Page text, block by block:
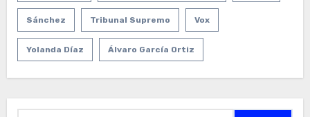
Sánchez Tribunal Supremo Vox
Yolanda Díaz Álvaro García Ortiz